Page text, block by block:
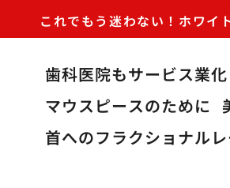
これでもう迷わない！ホワイ
歯科医院もサービス業
マウスピースのために
首へのフラクショナル